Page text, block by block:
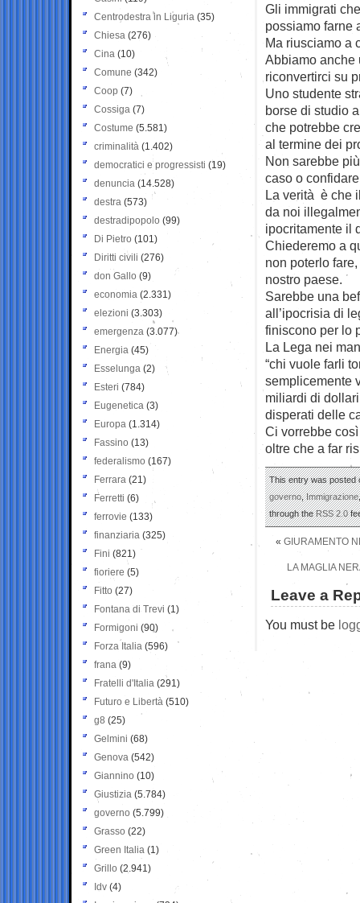
Gli immigrati
possiamo farne
Ma riusciamo a
Abbiamo anche
riconvertirci su
Uno studente
borse di studio
che potrebbe
al termine dei
Non sarebbe
caso o
La verità è che
da noi
ipocritamente il
Chiederemo a
non poterlo
nostro paese.
Sarebbe una
all’ipocrisia di
finiscono per lo
La Lega nei
“chi vuole farli
semplicemente
miliardi di
disperati delle
Ci vorrebbe
oltre che a far
This entry was posted
governo,Immigrazione
through theRSS 2.0
« GIURAMENTO
LA MAGLIA
Leave a
You must be
Centrodestra in Liguria (35)
Chiesa (276)
Cina (10)
Comune (342)
Coop (7)
Cossiga (7)
Costume (5.581)
criminalità (1.402)
democratici e progressisti (19)
denuncia (14.528)
destra (573)
destradipopolo (99)
Di Pietro (101)
Diritti civili (276)
don Gallo (9)
economia (2.331)
elezioni (3.303)
emergenza (3.077)
Energia (45)
Esselunga (2)
Esteri (784)
Eugenetica (3)
Europa (1.314)
Fassino (13)
federalismo (167)
Ferrara (21)
Ferretti (6)
ferrovie (133)
finanziaria (325)
Fini (821)
fioriere (5)
Fitto (27)
Fontana di Trevi (1)
Formigoni (90)
Forza Italia (596)
frana (9)
Fratelli d'Italia (291)
Futuro e Libertà (510)
g8 (25)
Gelmini (68)
Genova (542)
Giannino (10)
Giustizia (5.784)
governo (5.799)
Grasso (22)
Green Italia (1)
Grillo (2.941)
Idv (4)